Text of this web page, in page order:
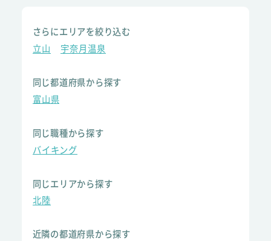
さらにエリアを絞り込む
立山
宇奈月温泉
同じ都道府県から探す
富山県
同じ職種から探す
バイキング
同じエリアから探す
北陸
近隣の都道府県から探す